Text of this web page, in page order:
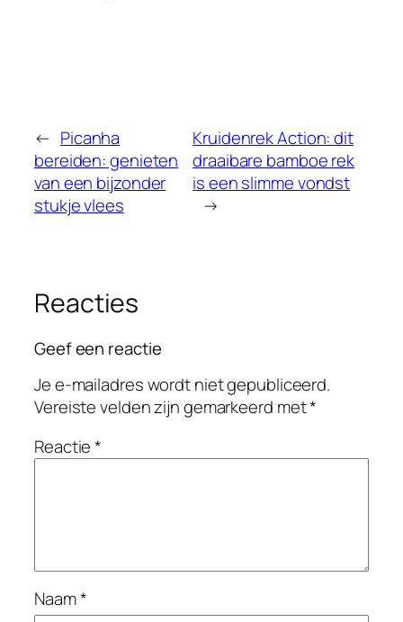
← Picanha
bereiden: genieten
van een bijzonder
stukje vlees
Kruidenrek Action: dit
draaibare bamboe rek
is een slimme vondst
→
Reacties
Geef een reactie
Je e-mailadres wordt niet gepubliceerd.
Vereiste velden zijn gemarkeerd met*
Reactie*
Naam*